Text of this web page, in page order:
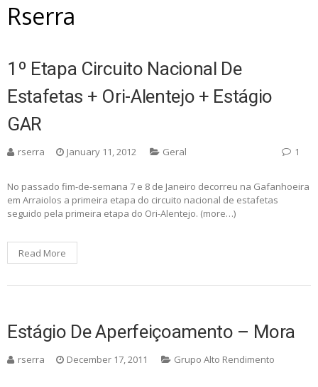
Rserra
1º Etapa Circuito Nacional De
Estafetas + Ori-Alentejo + Estágio
GAR
rserra January 11, 2012 Geral 1
No passado fim-de-semana 7 e 8 de Janeiro decorreu na Gafanhoeira
em Arraiolos a primeira etapa do circuito nacional de estafetas
seguido pela primeira etapa do Ori-Alentejo. (more…)
Read More
Estágio De Aperfeiçoamento – Mora
rserra December 17, 2011 Grupo Alto Rendimento